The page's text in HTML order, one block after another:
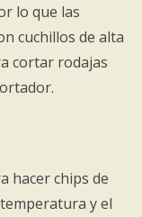
lo que las
cuchillos de alta
cortar rodajas
hacer chips de
y el